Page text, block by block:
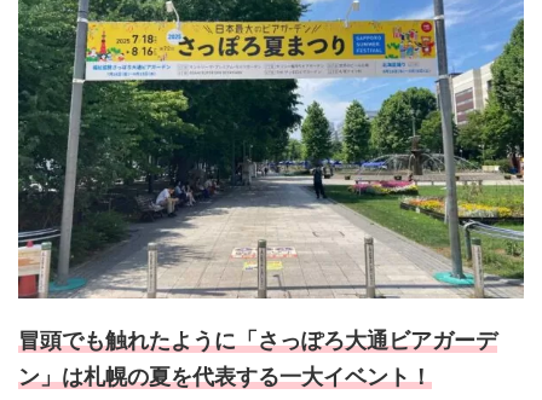
冒頭でも触れたように「さっぽろ大通ビアガーデ
ン」は札幌の夏を代表する一大イベント！